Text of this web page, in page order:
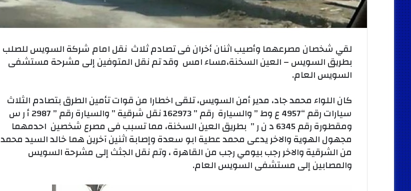
لقي شخصان مصرعهما وأصيب اثنان أخران فى تصادم ثلاث نقل امام شركة السويس للصلب
بطريق السويس – العين السخنة،مساء امس وقد تم نقل المتوفين إلى مشرحة مستشفى
السويس العام.
كان اللواء محمد جاد، مدير أمن السويس، تلقى اخطارا من قوات تأمين الطرق بتصادم الثلاث
سيارات رقم “4957 ع وط ” والسيارة رقم ” 162973 نقل شرقية ” والسيارة رقم ” 2987 أ ر س
ومقطورة رقم 6345 د ن ر ” بطريق العين السخنة، مما تسبب فى مصرع شخصين احدمهما
مجهول الهوية والاخر يدعى محمد عطية ابو سعدة وإصابة اثنين آخرين هما خالد السيد محمد
من الشرقية والاخر رجب بيومي رجب من القاهرة ، وتم نقل الجثث إلى مشرحة السويس
والمصابين إلى مستشفى السويس العام.